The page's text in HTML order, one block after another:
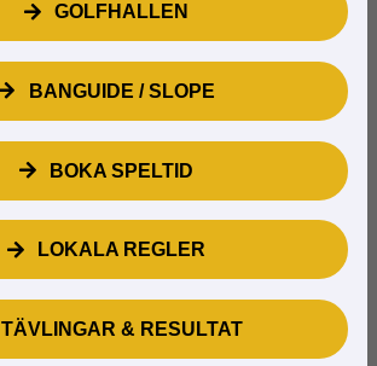
GOLFHALLEN
BANGUIDE / SLOPE
BOKA SPELTID
LOKALA REGLER
TÄVLINGAR & RESULTAT